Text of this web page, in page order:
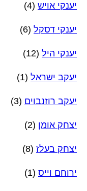
יענקי אויש (4)
יענקי דסקל (6)
יענקי היל (12)
יעקב ישראל (1)
יעקב רוזנבוים (3)
יצחק אומן (2)
יצחק בעלז (8)
ירוחם וייס (1)